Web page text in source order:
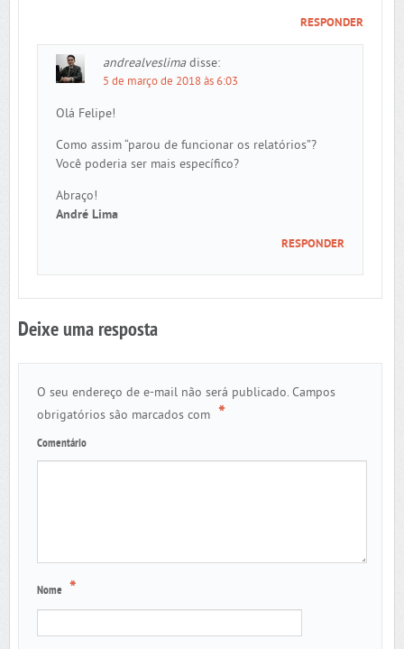
RESPONDER
andrealveslima disse:
5 de março de 2018 às 6:03
Olá Felipe!
Como assim “parou de funcionar os relatórios”?
Você poderia ser mais específico?
Abraço!
André Lima
RESPONDER
Deixe uma resposta
O seu endereço de e-mail não será publicado.Campos
obrigatórios são marcados com *
Comentário
Nome *